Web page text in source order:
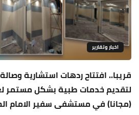
اخبار وتقارير
قريبا.. افتتاح ردهات استشارية
لتقديم خدمات طبية بشكل مستمر
(مجانا) في مستشفى سفير الامام